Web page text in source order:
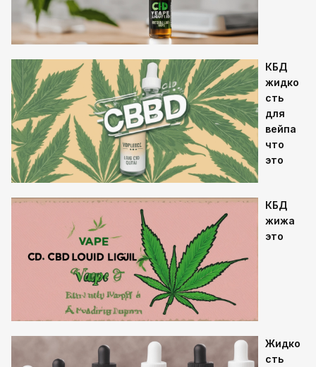
КБД
жидко
сть
для
вейпа
что
это
КБД
жижа
это
Жидко
сть